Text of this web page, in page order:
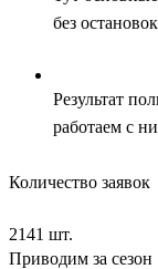
без
Результат
работаем с
Количество заявок
2141 шт.
Приводим за сезон